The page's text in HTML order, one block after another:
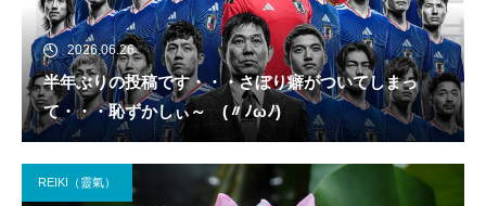
2026.06.26
半年ぶりの投稿です・・・さぼり癖がついてしまっ
て・・・恥ずかしぃ～ (〃ﾉωﾉ)
REIKI（靈氣）